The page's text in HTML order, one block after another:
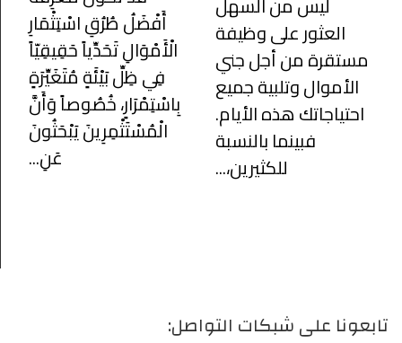
أَفْضَلُ طُرُقِ اسْتِثْمَارِ
الْأَمْوَالِ تَحَدِّياً حَقِيقِيّاً
فِي ظِلِّ بَيْئَةٍ مُتَغَيِّرَةٍ
بِاسْتِمْرَارٍ، خُصُوصاً وَأَنَّ
الْمُسْتَثْمِرِينَ يَبْحَثُونَ
عَنِ...
العثور على وظيفة
مستقرة من أجل جني
الأموال وتلبية جميع
احتياجاتك هذه الأيام.
فبينما بالنسبة
للكثيرين،...
تابعونا على شبكات التواصل: